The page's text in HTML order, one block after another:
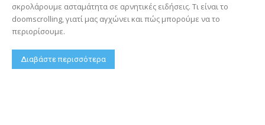
σκρολάρουμε ασταμάτητα σε αρνητικές ειδήσεις. Τι είναι το
doomscrolling, γιατί μας αγχώνει και πώς μπορούμε να το
περιορίσουμε.
Διαβάστε περισσότερα